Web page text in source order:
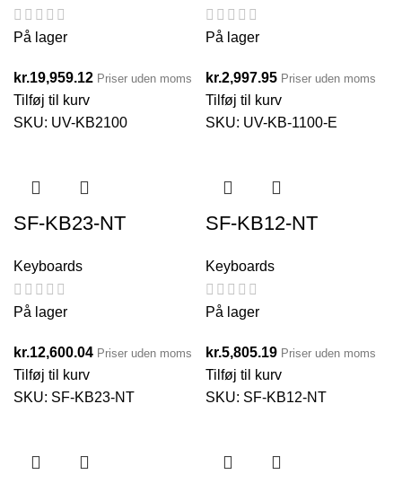
På lager
kr.19,959.12 Priser uden moms
Tilføj til kurv
SKU: UV-KB2100
På lager
kr.2,997.95 Priser uden moms
Tilføj til kurv
SKU: UV-KB-1100-E
SF-KB23-NT
Keyboards
På lager
kr.12,600.04 Priser uden moms
Tilføj til kurv
SKU: SF-KB23-NT
SF-KB12-NT
Keyboards
På lager
kr.5,805.19 Priser uden moms
Tilføj til kurv
SKU: SF-KB12-NT